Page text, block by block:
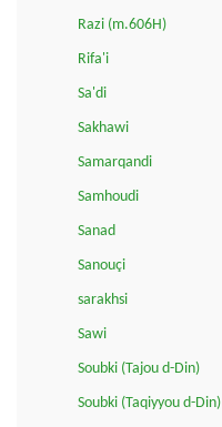
Razi (m.606H)
Rifa'i
Sa'di
Sakhawi
Samarqandi
Samhoudi
Sanad
Sanouçi
sarakhsi
Sawi
Soubki (Tajou d-Din)
Soubki (Taqiyyou d-Din)